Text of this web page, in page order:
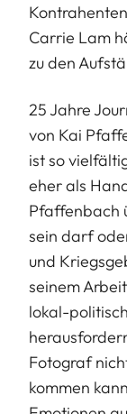
Carrie Lam
zu den
25 Jahre
von Kai
ist so
eher als
Pfaffenbach
sein darf
und
seinem
lokal-
Fotograf
kommen